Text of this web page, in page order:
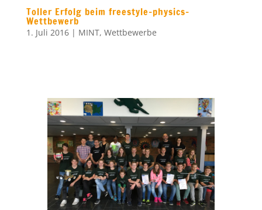
Toller Erfolg beim freestyle-physics-
Wettbewerb
1. Juli 2016| MINT, Wettbewerbe